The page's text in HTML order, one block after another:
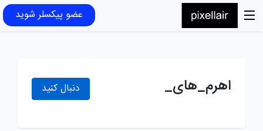
عضو پیکسلر شوید
اهرم_های_ دنبال کنید